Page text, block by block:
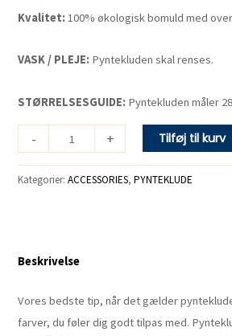
Kvalitet: 100% økologisk bomuld med
VASK / PLEJE: Pyntekluden skal renses.
STØRRELSESGUIDE: Pyntekluden måler
- + Tilføj til kurv
Kategorier:ACCESSORIES,PYNTEKLUDE
Beskrivelse
Vores bedste tip, når det gælder
farver, du føler dig godt tilpas med.